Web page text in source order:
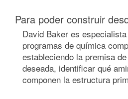
Para poder construir
David Baker es
programas de química
estableciendo la premisa
deseada, identificar qué
componen la estructura